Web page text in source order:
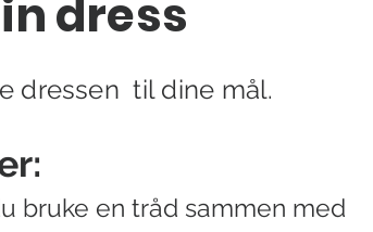
dress
dressen til dine mål.
bruke en tråd sammen med